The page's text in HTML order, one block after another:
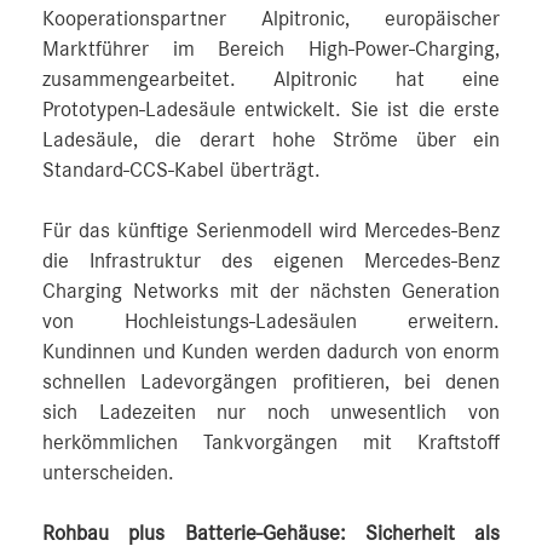
Kooperationspartner Alpitronic, europäischer
Marktführer im Bereich High-Power-Charging,
zusammengearbeitet. Alpitronic hat eine
Prototypen-Ladesäule entwickelt. Sie ist die erste
Ladesäule, die derart hohe Ströme über ein
Standard-CCS-Kabel überträgt.
Für das künftige Serienmodell wird Mercedes‑Benz
die Infrastruktur des eigenen Mercedes‑Benz
Charging Networks mit der nächsten Generation
von Hochleistungs-Ladesäulen erweitern.
Kundinnen und Kunden werden dadurch von enorm
schnellen Ladevorgängen profitieren, bei denen
sich Ladezeiten nur noch unwesentlich von
herkömmlichen Tankvorgängen mit Kraftstoff
unterscheiden.
Rohbau plus Batterie-Gehäuse: Sicherheit als